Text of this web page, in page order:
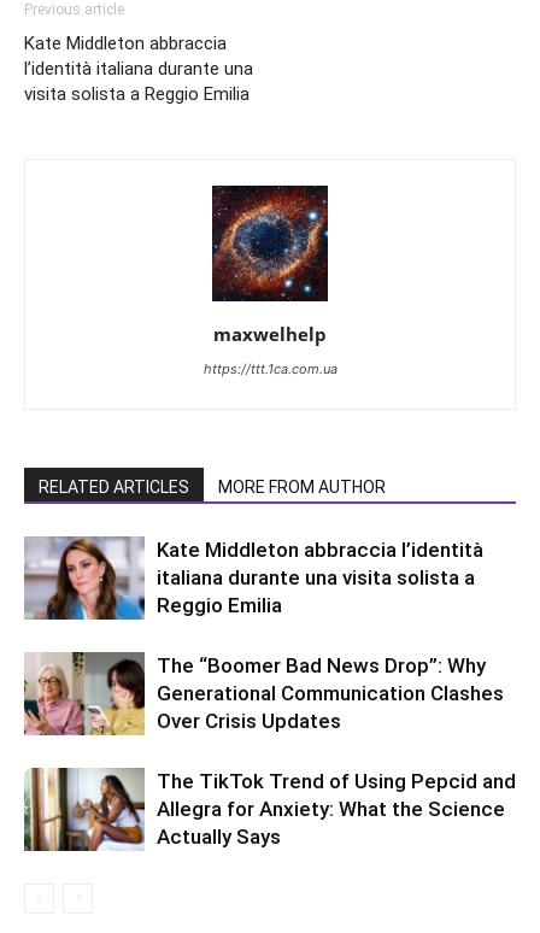
Previous article
Kate Middleton abbraccia
l’identità italiana durante una
visita solista a Reggio Emilia
maxwelhelp
https://ttt.1ca.com.ua
RELATED ARTICLES MORE FROM AUTHOR
Kate Middleton abbraccia l’identità
italiana durante una visita solista a
Reggio Emilia
The “Boomer Bad News Drop”: Why
Generational Communication Clashes
Over Crisis Updates
The TikTok Trend of Using Pepcid and
Allegra for Anxiety: What the Science
Actually Says